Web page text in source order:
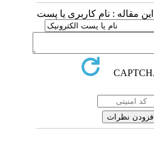
مقاله : نام کاربری یا پست